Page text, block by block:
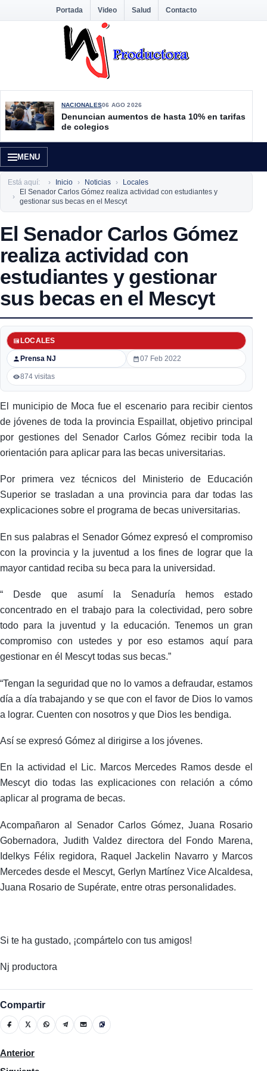
Portada Video Salud Contacto
NACIONALES06 AGO 2026
Denuncian aumentos de hasta 10% en tarifas
de colegios
MENU
Está aquí: Inicio Noticias
Locales
El Senador Carlos Gómez realiza actividad con estudiantes y
gestionar sus becas en el Mescyt
El Senador Carlos Gómez
realiza actividad con
estudiantes y gestionar
sus becas en el Mescyt
Prensa NJ
LOCALES
07 Feb 2022
874 visitas
El municipio de Moca fue el escenario para recibir cientos
de jóvenes de toda la provincia Espaillat, objetivo principal
por gestiones del Senador Carlos Gómez recibir toda la
orientación para aplicar para las becas universitarias.
Por primera vez técnicos del Ministerio de Educación
Superior se trasladan a una provincia para dar todas las
explicaciones sobre el programa de becas universitarias.
En sus palabras el Senador Gómez expresó el compromiso
con la provincia y la juventud a los fines de lograr que la
mayor cantidad reciba su beca para la universidad.
“ Desde que asumí la Senaduría hemos estado
concentrado en el trabajo para la colectividad, pero sobre
todo para la juventud y la educación. Tenemos un gran
compromiso con ustedes y por eso estamos aquí para
gestionar en él Mescyt todas sus becas.”
“Tengan la seguridad que no lo vamos a defraudar, estamos
día a día trabajando y se que con el favor de Dios lo vamos
a lograr. Cuenten con nosotros y que Dios les bendiga.
Así se expresó Gómez al dirigirse a los jóvenes.
En la actividad el Lic. Marcos Mercedes Ramos desde el
Mescyt dio todas las explicaciones con relación a cómo
aplicar al programa de becas.
Acompañaron al Senador Carlos Gómez, Juana Rosario
Gobernadora, Judith Valdez directora del Fondo Marena,
Idelkys Félix regidora, Raquel Jackelin Navarro y Marcos
Mercedes desde el Mescyt, Gerlyn Martínez Vice Alcaldesa,
Juana Rosario de Supérate, entre otras personalidades.
Si te ha gustado, ¡compártelo con tus amigos!
Nj productora
Compartir
Artículo anterior: El departamento migración en allanamiento
Anterior